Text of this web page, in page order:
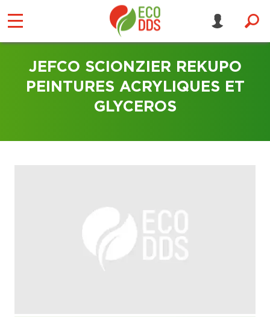
JEFCO SCIONZIER REKUPO
PEINTURES ACRYLIQUES ET
GLYCEROS